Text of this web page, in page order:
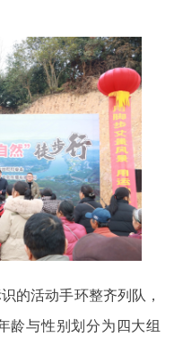
的活动手环整齐列队，
龄与性别划分为四大组